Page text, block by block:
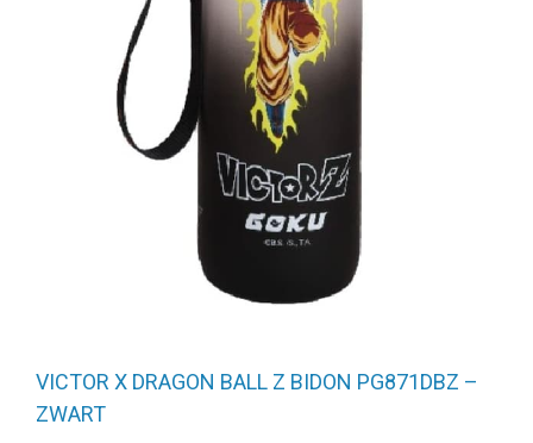
VICTOR X DRAGON BALL Z BIDON PG871DBZ –
ZWART